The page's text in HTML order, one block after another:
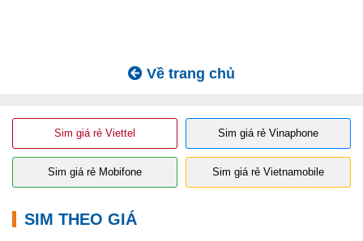
Về trang chủ
Sim giá rẻ Viettel Sim giá rẻ Vinaphone
Sim giá rẻ Mobifone Sim giá rẻ Vietnamobile
SIM THEO GIÁ